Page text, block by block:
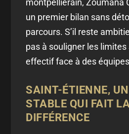
montpelliérain, Zoumana
un premier bilan sans
parcours. S’il reste
pas à souligner les
effectif face à des
SAINT-ÉTIENNE,
STABLE QUI FAIT
DIFFÉRENCE